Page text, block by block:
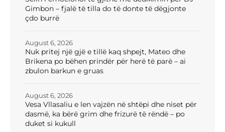
Gimbon – fjalë të tilla do të donte të dëgjonte
çdo burrë
Nuk pritej një gjë e tillë kaq shpejt, Mateo dhe
Brikena po bëhen prindër për herë të parë – ai
zbulon barkun e gruas
August 6, 2026
Vesa Vllasaliu e len vajzën në shtëpi dhe niset për
dasmë, ka bërë grim dhe frizurë të rëndë – po
duket si kukull
August 6, 2026